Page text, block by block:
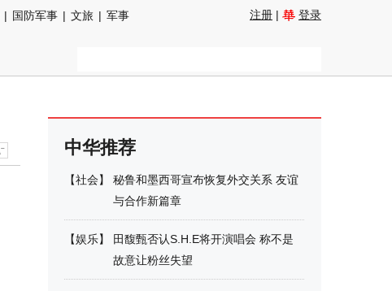
| 国防军事 | 文旅 | 军事
注册 | 登录
中华推荐
【社会】
秘鲁和墨西哥宣布恢复外交关系 友谊
与合作新篇章
【娱乐】
田馥甄否认S.H.E将开演唱会 称不是
故意让粉丝失望